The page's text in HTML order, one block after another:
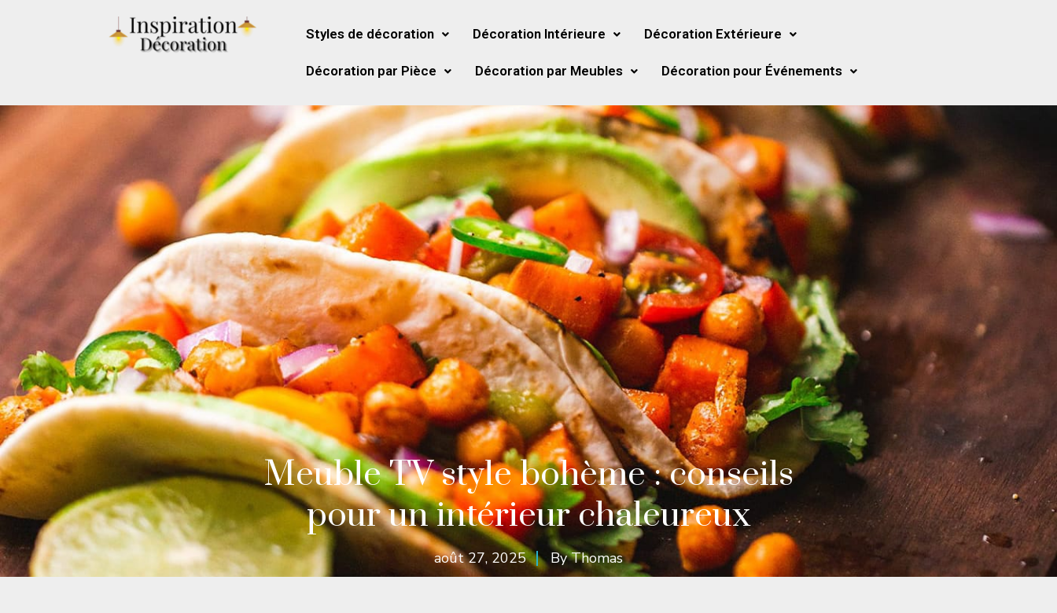
Styles de décoration Décoration Intérieure Décoration Extérieure
Décoration par Pièce Décoration par Meubles Décoration pour Événements
Meuble TV style bohème : conseils
pour un intérieur chaleureux
août 27, 2025 ByThomas